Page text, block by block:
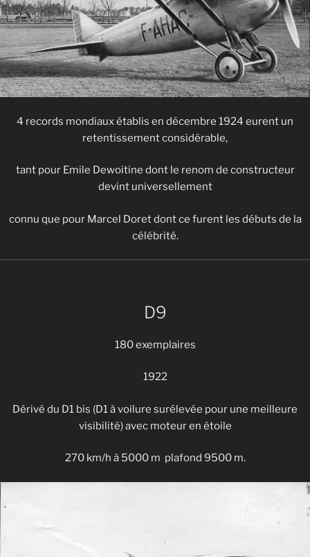
4 records mondiaux établis en décembre 1924 eurent un
retentissement considérable,
tant pour Emile Dewoitine dont le renom de constructeur
devint universellement
connu que pour Marcel Doret dont ce furent les débuts de la
célébrité.
D9
180 exemplaires
1922
Dérivé du D1 bis (D1 à voilure surélevée pour une meilleure
visibilité) avec moteur en étoile
270 km/h à 5000 m plafond 9500 m.